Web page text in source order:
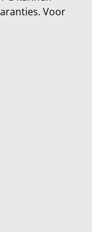
Voor